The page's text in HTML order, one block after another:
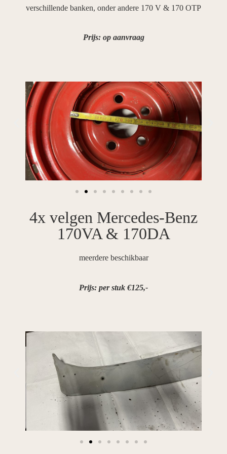
verschillende banken, onder andere 170 V & 170 OTP
Prijs: op aanvraag
4x velgen Mercedes-Benz
170VA & 170DA
meerdere beschikbaar
Prijs: per stuk €125,-